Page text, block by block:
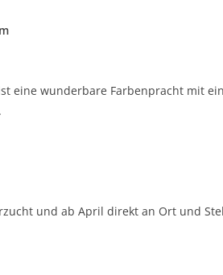
eine wunderbare Farbenpracht mit
und ab April direkt an Ort und